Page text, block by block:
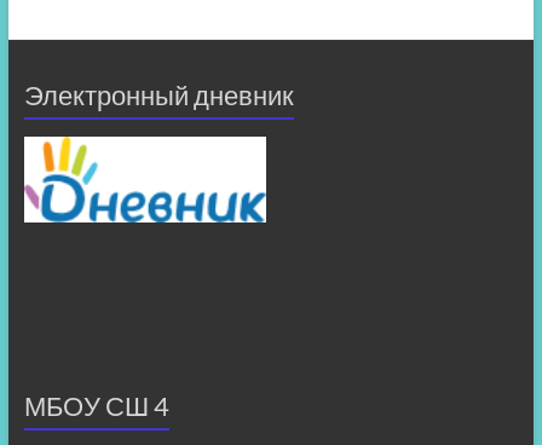
Электронный дневник
МБОУ СШ 4